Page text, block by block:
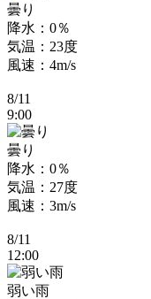
曇り
降水：0％
気温：23度
風速：4m/s
8/11
9:00
曇り
降水：0％
気温：27度
風速：3m/s
8/11
12:00
弱い雨